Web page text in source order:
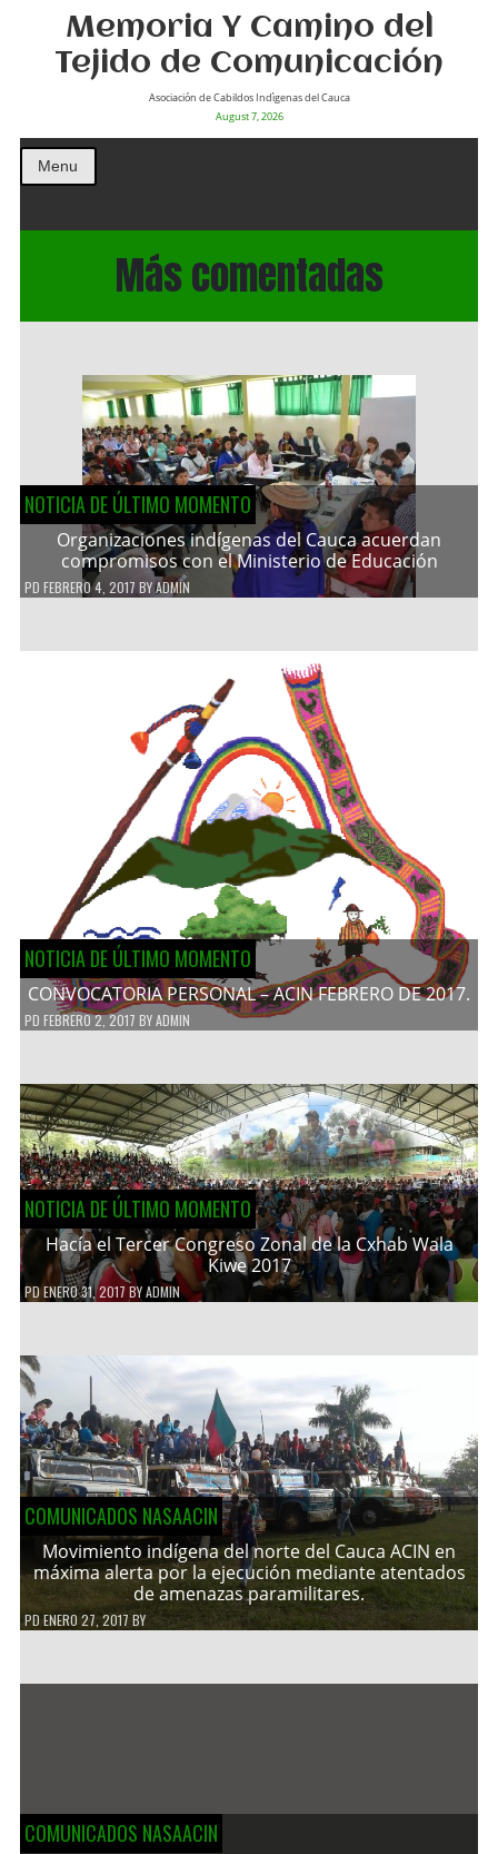
Memoria Y Camino del
Tejido de Comunicación
Asociación de Cabildos Indìgenas del Cauca
August 7, 2026
Menu
Más comentadas
NOTICIA DE ÚLTIMO MOMENTO
Organizaciones indígenas del Cauca acuerdan
compromisos con el Ministerio de Educación
PD FEBRERO 4, 2017 BYADMIN
NOTICIA DE ÚLTIMO MOMENTO
CONVOCATORIA PERSONAL – ACIN FEBRERO DE 2017.
PD FEBRERO 2, 2017 BYADMIN
NOTICIA DE ÚLTIMO MOMENTO
Hacía el Tercer Congreso Zonal de la Cxhab Wala
Kiwe 2017
PDENERO 31, 2017 BYADMIN
COMUNICADOS NASAACIN
Movimiento indígena del norte del Cauca ACIN en
máxima alerta por la ejecución mediante atentados
de amenazas paramilitares.
PDENERO 27, 2017 BY
COMUNICADOS NASAACIN